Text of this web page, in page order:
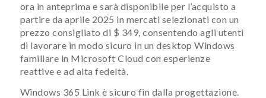
ora in anteprima e sarà disponibile per l’acquisto a
partire da aprile 2025 in mercati selezionati con un
prezzo consigliato di $ 349, consentendo agli utenti
di lavorare in modo sicuro in un desktop Windows
familiare in Microsoft Cloud con esperienze
reattive e ad alta fedeltà.
Windows 365 Link è sicuro fin dalla progettazione.